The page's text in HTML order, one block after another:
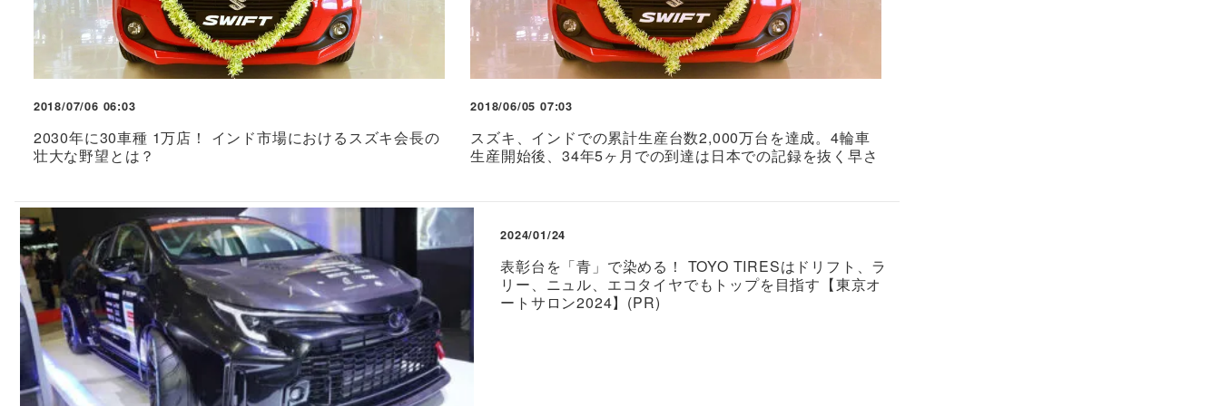
2018/07/06 06:03
2030年に30車種 1万店！ インド市場におけるスズキ会長の
壮大な野望とは？
2018/06/05 07:03
スズキ、インドでの累計生産台数2,000万台を達成。4輪車
生産開始後、34年5ヶ月での到達は日本での記録を抜く早さ
2024/01/24
表彰台を「青」で染める！ TOYO TIRESはドリフト、ラ
リー、ニュル、エコタイヤでもトップを目指す【東京オ
ートサロン2024】(PR)